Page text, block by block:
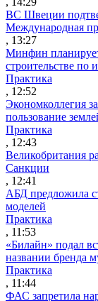
ВС Швеции
Международная
, 13:27
Минфин планирует
строительстве по
Практика
, 12:52
Экономколлегия
пользование
Практика
, 12:43
Великобритания
Санкции
, 12:41
АБД предложила
моделей
Практика
, 11:53
«Билайн» подал
названии бренда
Практика
, 11:44
ФАС запретила